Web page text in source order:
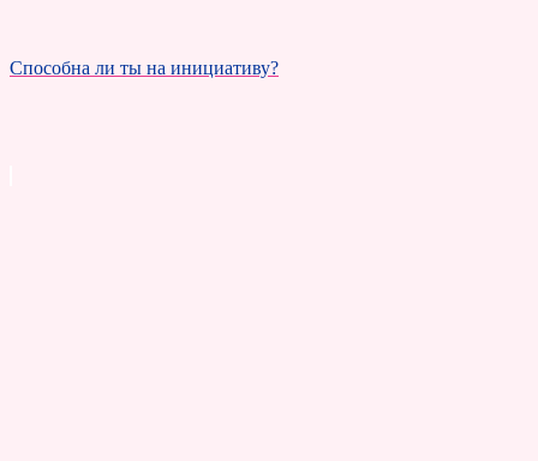
Способна ли ты на инициативу?